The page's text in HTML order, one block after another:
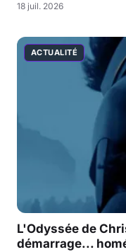
18 juil. 2026
ACTUALITÉ
L'Odyssée de
démarrage...